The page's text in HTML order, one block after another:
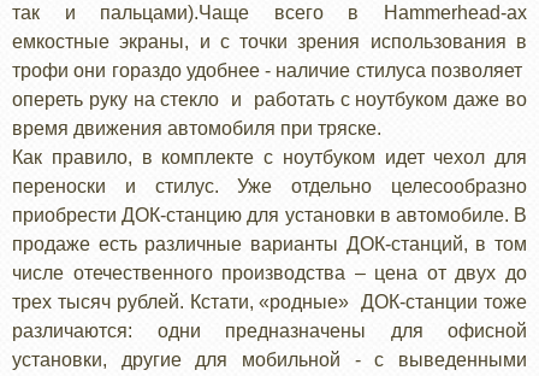
так и пальцами).Чаще всего в Hammerhead-ах
емкостные экраны, и с точки зрения использования в
трофи они гораздо удобнее - наличие стилуса позволяет
опереть руку на стекло и работать с ноутбуком даже во
время движения автомобиля при тряске.
Как правило, в комплекте с ноутбуком идет чехол для
переноски и стилус. Уже отдельно целесообразно
приобрести ДОК-станцию для установки в автомобиле. В
продаже есть различные варианты ДОК-станций, в том
числе отечественного производства – цена от двух до
трех тысяч рублей. Кстати, «родные» ДОК-станции тоже
различаются: одни предназначены для офисной
установки, другие для мобильной - с выведенными